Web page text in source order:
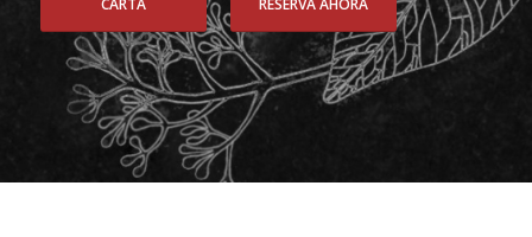
CARTA RESERVA AHORA